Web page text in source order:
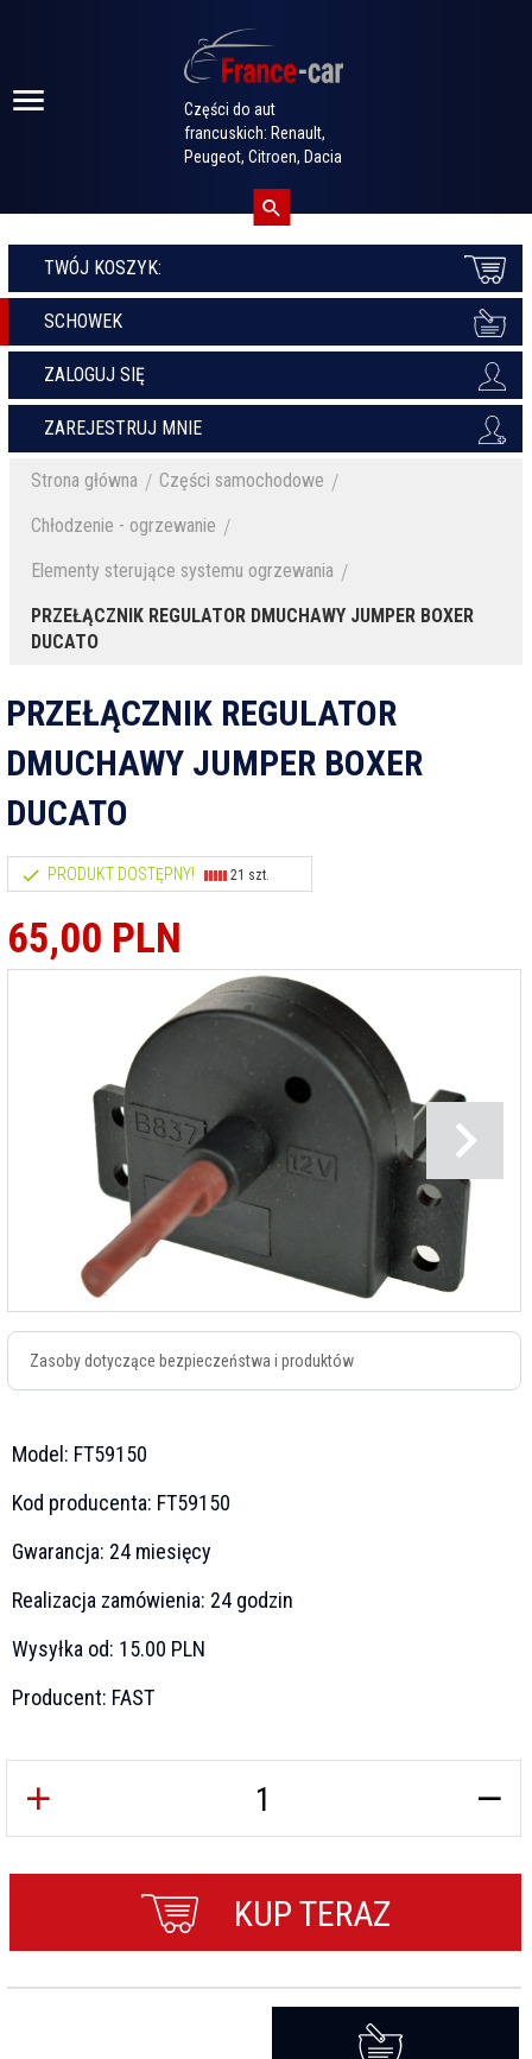
Części do aut
francuskich: Renault,
Peugeot, Citroen, Dacia
TWÓJ KOSZYK:
SCHOWEK
ZALOGUJ SIĘ
ZAREJESTRUJ MNIE
Strona główna
Części samochodowe
Chłodzenie - ogrzewanie
Elementy sterujące systemu ogrzewania
PRZEŁĄCZNIK REGULATOR DMUCHAWY JUMPER BOXER
DUCATO
PRZEŁĄCZNIK REGULATOR
DMUCHAWY JUMPER BOXER
DUCATO
PRODUKT DOSTĘPNY! 21 szt.
65,00 PLN
Zasoby dotyczące bezpieczeństwa i produktów
Model: FT59150
Kod producenta: FT59150
Gwarancja: 24 miesięcy
Realizacja zamówienia: 24 godzin
Wysyłka od: 15.00 PLN
Producent: FAST
KUP TERAZ